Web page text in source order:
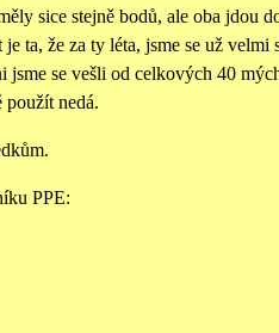
sice stejně bodů, ale oba jdou
ta, že za ty léta, jsme se už
jsme se vešli od celkových 40
použít nedá.
PPE: